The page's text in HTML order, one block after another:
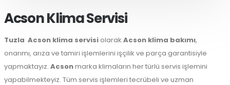
Acson Klima Servisi
Tuzla Acson klima servisi olarak Acson klima bakımı,
onarımı, arıza ve tamiri işlemlerini işçilik ve parça garantisiyle
yapmaktayız. Acsonmarka klimaların her türlü servis işlemini
yapabilmekteyiz. Tüm servis işlemleri tecrübeli ve uzman